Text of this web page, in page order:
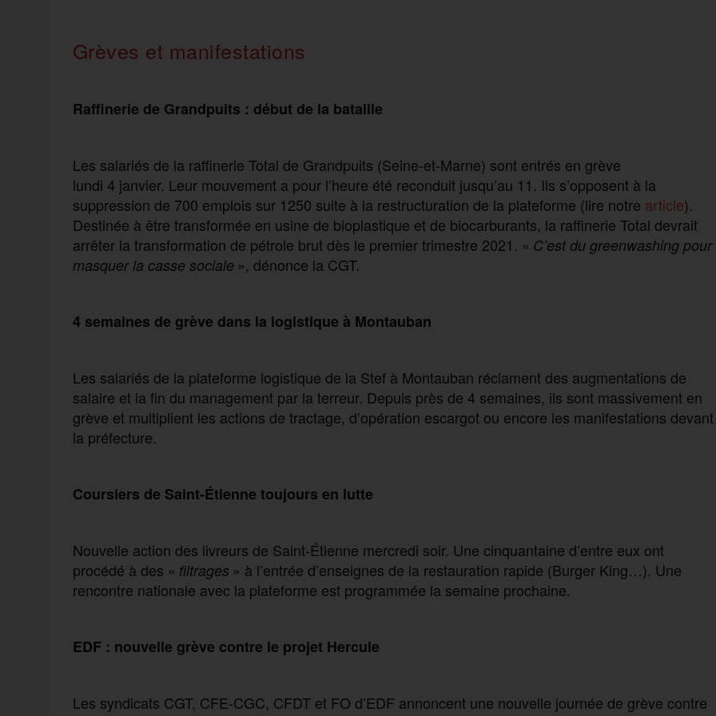
Grèves et manifestations
Raffinerie de Grandpuits : début de la bataille
Les salariés de la raffinerie Total de Grandpuits (Seine-et-Marne) sont entrés en grève
lundi 4 janvier. Leur mouvement a pour l’heure été reconduit jusqu’au 11. Ils s’opposent à la
suppression de 700 emplois sur 1250 suite à la restructuration de la plateforme (lire notre article).
Destinée à être transformée en usine de bioplastique et de biocarburants, la raffinerie Total devrait
arrêter la transformation de pétrole brut dès le premier trimestre 2021. « C’est du greenwashing pour
masquer la casse sociale », dénonce la CGT.
4 semaines de grève dans la logistique à Montauban
Les salariés de la plateforme logistique de la Stef à Montauban réclament des augmentations de
salaire et la fin du management par la terreur. Depuis près de 4 semaines, ils sont massivement en
grève et multiplient les actions de tractage, d’opération escargot ou encore les manifestations devant
la préfecture.
Coursiers de Saint-Étienne toujours en lutte
Nouvelle action des livreurs de Saint-Étienne mercredi soir. Une cinquantaine d’entre eux ont
procédé à des « filtrages » à l’entrée d’enseignes de la restauration rapide (Burger King…). Une
rencontre nationale avec la plateforme est programmée la semaine prochaine.
EDF : nouvelle grève contre le projet Hercule
Les syndicats CGT, CFE-CGC, CFDT et FO d’EDF annoncent une nouvelle journée de grève contre